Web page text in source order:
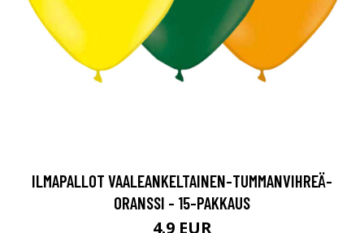
ILMAPALLOT VAALEANKELTAINEN-TUMMANVIHREÄ-
ORANSSI - 15-PAKKAUS
4.9 EUR